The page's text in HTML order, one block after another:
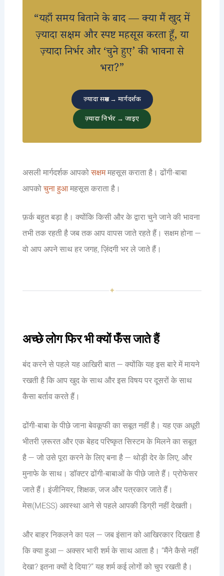
“यहाँ समय बिताने के बाद — क्या मैं खुद में
ज़्यादा सक्षम और स्पष्ट महसूस करता हूँ, या
ज़्यादा निर्भर और ‘चुने हुए’ की भावना से
भरा?”
ज़्यादा सक्षम → मार्गदर्शक
ज़्यादा निर्भर → जाइए
असली मार्गदर्शक आपकोसक्षममहसूस कराता है। ढोंगी-बाबा
आपकोचुना हुआमहसूस कराता है।
फ़र्क बहुत बड़ा है। क्योंकि किसी और के द्वारा चुने जाने की भावना
तभी तक रहती है जब तक आप वापस जाते रहते हैं। सक्षम होना —
वो आप अपने साथ हर जगह, ज़िंदगी भर ले जाते हैं।
✦
अच्छे लोग फिर भी क्यों फँस जाते हैं
बंद करने से पहले यह आखिरी बात — क्योंकि यह इस बारे में मायने
रखती है कि आप खुद के साथ और इस विषय पर दूसरों के साथ
कैसा बर्ताव करते हैं।
ढोंगी-बाबा के पीछे जाना बेवकूफी का सबूत नहीं है। यह एक अधूरी
भीतरी ज़रूरत और एक बेहद परिष्कृत सिस्टम के मिलने का सबूत
है — जो उसे पूरा करने के लिए बना है — थोड़ी देर के लिए, और
मुनाफे के साथ। डॉक्टर ढोंगी-बाबाओं के पीछे जाते हैं। प्रोफेसर
जाते हैं। इंजीनियर, शिक्षक, जज और पत्रकार जाते हैं।
मेस(MESS) अवस्था आने से पहले आपकी डिग्री नहीं देखती।
और बाहर निकलने का पल — जब इंसान को आखिरकार दिखता है
कि क्या हुआ — अक्सर भारी शर्म के साथ आता है। “मैंने कैसे नहीं
देखा? इतना क्यों दे दिया?” यह शर्म कई लोगों को चुप रखती है।